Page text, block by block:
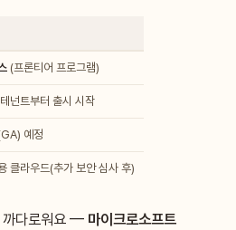
(프론티어 프로그램)
넌트부터 출시 시작
예정
클라우드(추가 보안 심사 후)
까다로워요 — 마이크로소프트